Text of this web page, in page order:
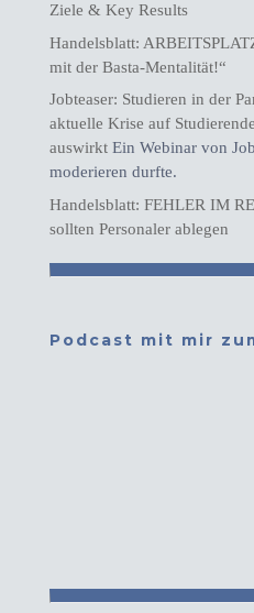
Ziele & Key Results
Handelsblatt:
mit der Basta-Mentalität!“
Jobteaser: Studieren in der
aktuelle Krise auf
auswirktEin Webinar von
moderieren durfte.
Handelsblatt: FEHLER IM
sollten Personaler ablegen
Podcast mit mir